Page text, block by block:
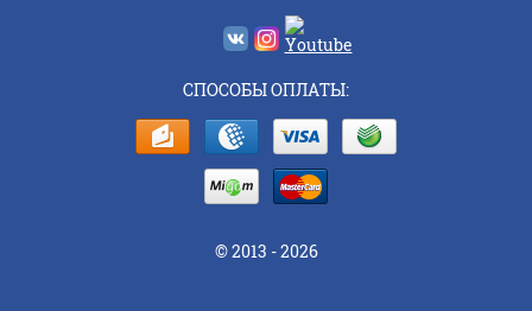
СПОСОБЫ ОПЛАТЫ:
© 2013 - 2026